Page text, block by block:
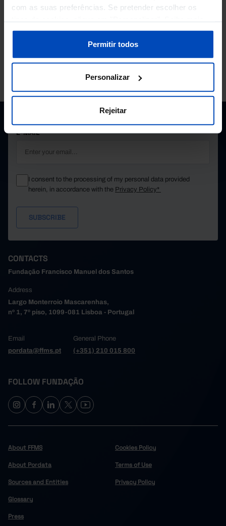
com as suas preferências. Se pretender escolher os
sobre cookies através da gestão de preferências ou da
Política de Cookies.
Permitir todos
Personalizar
Rejeitar
Portugal and the EU.
PORDATA IS A PROJECT OF THE FUNDAÇÃO FRANCISCO MANUEL DOS
SUBSCRIBE TO FUNDAÇÃO NEWSLETTER
E-MAIL
I consent to the processing of my personal data provided
herein, in accordance with the Privacy Policy*
CONTACTS
Fundação Francisco Manuel dos Santos
Address
Largo Monterroio Mascarenhas,
nº 1, 7º piso, 1099-081 Lisboa - Portugal
Email
pordata@ffms.pt
General Phone
(+351) 210 015 800
FOLLOW FUNDAÇÃO
About FFMS
About Pordata
Sources and Entities
Glossary
Press
Cookies Policy
Terms of Use
Privacy Policy